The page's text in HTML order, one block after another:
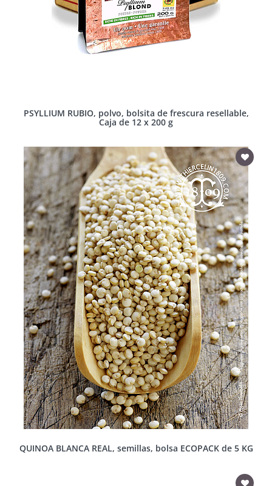
PSYLLIUM RUBIO, polvo, bolsita de frescura resellable,
Caja de 12 x 200 g
QUINOA BLANCA REAL, semillas, bolsa ECOPACK de 5 KG